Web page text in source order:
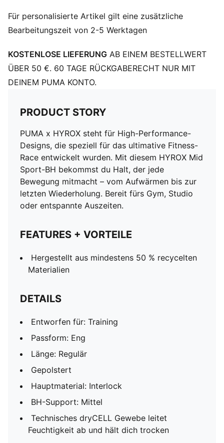
Für personalisierte Artikel gilt eine zusätzliche
Bearbeitungszeit von 2-5 Werktagen
KOSTENLOSE LIEFERUNG AB EINEM BESTELLWERT
ÜBER 50 €. 60 TAGE RÜCKGABERECHT NUR MIT
DEINEM PUMA KONTO.
PRODUCT STORY
PUMA x HYROX steht für High-Performance-
Designs, die speziell für das ultimative Fitness-
Race entwickelt wurden. Mit diesem HYROX Mid
Sport-BH bekommst du Halt, der jede
Bewegung mitmacht – vom Aufwärmen bis zur
letzten Wiederholung. Bereit fürs Gym, Studio
oder entspannte Auszeiten.
FEATURES + VORTEILE
Hergestellt aus mindestens 50 % recycelten
Materialien
DETAILS
Entworfen für: Training
Passform: Eng
Länge: Regulär
Gepolstert
Hauptmaterial: Interlock
BH-Support: Mittel
Technisches dryCELL Gewebe leitet
Feuchtigkeit ab und hält dich trocken